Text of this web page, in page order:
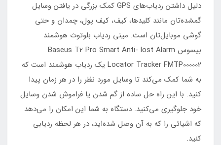
دلیل داشتن ردیاب‌های GPS کمک بزرگی در یافتن وسایل
گمشده‌تان مانند کلیدها، کیف، کیف پول، چمدان و حتی
گوشی موبایل‌تان است. مینی ردیاب بلوتوث هوشمند
بیسوس Baseus T2 Pro Smart Anti- lost Alarm
Locator Tracker FMTP000002 یک ردیاب هوشمند است که
به شما کمک می‌کند تا وسایل مورد نظر را در هر زمان پیدا
کنید. با این راه حل ساده از گم شدن یا فراموش شدن وسایل
خود جلوگیری می‌کنید. دستگاه به شما این امکان را می‌دهد
که اشیائی را که به آن وصل شده‌اید، در هر لحظه ردیابی
کنید.